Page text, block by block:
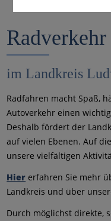
Radverkehr
im Landkreis
Radfahren macht Spaß,
Autoverkehr einen
Deshalb fördert der
auf vielen Ebenen. Auf
unsere vielfältigen
Hier erfahren Sie mehr
Landkreis und über
Durch möglichst direkte,